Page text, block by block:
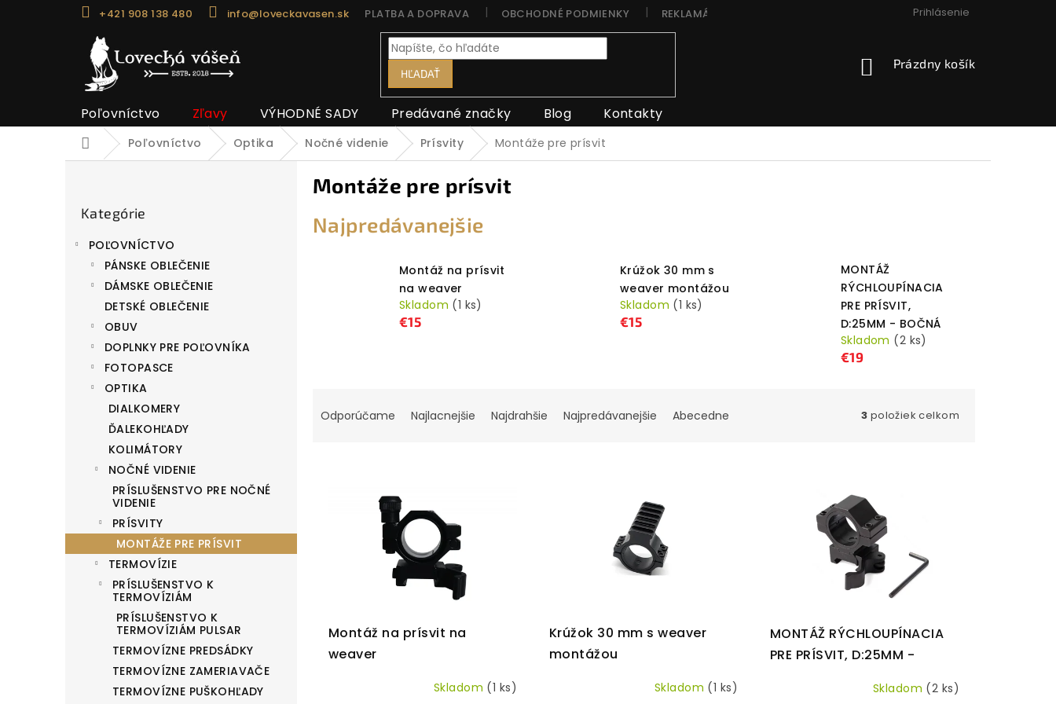
+421 908 138 480 info@loveckavasen.sk PLATBA A DOPRAVA OBCHODNÉ PODMIENKY REKLAMÁCIA, VÝMENA, VRÁTENIE PODMIENKY OCHRANY
Prihlásenie
HĽADAŤ
NÁKUPNÝ
Prázdny košík
Poľovníctvo Zľavy VÝHODNÉ SADY Predávané značky Blog Kontakty
DomovPoľovníctvo Optika Nočné videnie Prísvity Montáže pre prísvit
n
kategórie
Kategórie
POĽOVNÍCTVO
PÁNSKE OBLEČENIE
DÁMSKE OBLEČENIE
DETSKÉ OBLEČENIE
OBUV
DOPLNKY PRE POĽOVNÍKA
FOTOPASCE
OPTIKA
DIALKOMERY
ĎALEKOHĽADY
KOLIMÁTORY
NOČNÉ VIDENIE
PRÍSLUŠENSTVO PRE NOČNÉ
VIDENIE
PRÍSVITY
MONTÁŽE PRE PRÍSVIT
TERMOVÍZIE
PRÍSLUŠENSTVO K
TERMOVÍZIÁM
PRÍSLUŠENSTVO K
TERMOVÍZIÁM PULSAR
TERMOVÍZNE PREDSÁDKY
TERMOVÍZNE ZAMERIAVAČE
TERMOVÍZNE PUŠKOHĽADY
Montáže pre prísvit
Najpredávanejšie
Montáž na prísvit
na weaver
Skladom (1 ks)
€15
Krúžok 30 mm s
weaver montážou
Skladom (1 ks)
€15
MONTÁŽ
RÝCHLOUPÍNACIA
PRE PRÍSVIT,
D:25MM - BOČNÁ
Skladom (2 ks)
€19
a
Odporúčame Najlacnejšie Najdrahšie Najpredávanejšie Abecedne 3 položiek celkom
Montáž na prísvit na
weaver
Skladom (1 ks)
Krúžok 30 mm s weaver
montážou
Skladom (1 ks)
MONTÁŽ RÝCHLOUPÍNACIA
PRE PRÍSVIT, D:25MM -
Skladom (2 ks)